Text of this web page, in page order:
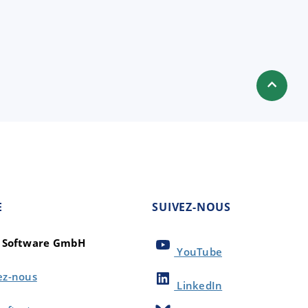
GmbH
nous
SUIVEZ-NOUS
YouTube
LinkedIn